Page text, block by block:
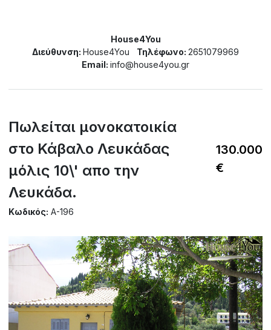
House4You
Διεύθυνση: House4You Τηλέφωνο: 2651079969
Email: info@house4you.gr
Πωλείται μονοκατοικία
στο Κάβαλο Λευκάδας
μόλις 10\' απο την
Λευκάδα.
Κωδικός: A-196
130.000
€